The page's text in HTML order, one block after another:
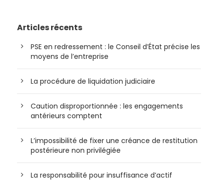
Articles récents
PSE en redressement : le Conseil d’État précise les
moyens de l’entreprise
La procédure de liquidation judiciaire
Caution disproportionnée : les engagements
antérieurs comptent
L’impossibilité de fixer une créance de restitution
postérieure non privilégiée
La responsabilité pour insuffisance d’actif